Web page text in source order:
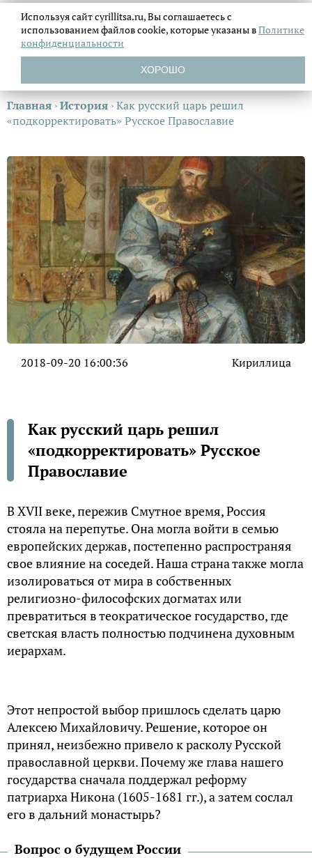
Главная ›История ›Как русский царь решил
«подкорректировать» Русское Православие
2018-09-20 16:00:36 Кириллица
Как русский царь решил
«подкорректировать» Русское
Православие
В XVII веке, пережив Смутное время, Россия
стояла на перепутье. Она могла войти в семью
европейских держав, постепенно распространяя
свое влияние на соседей. Наша страна также могла
изолироваться от мира в собственных
религиозно-философских догматах или
превратиться в теократическое государство, где
светская власть полностью подчинена духовным
иерархам.
Этот непростой выбор пришлось сделать царю
Алексею Михайловичу. Решение, которое он
принял, неизбежно привело к расколу Русской
православной церкви. Почему же глава нашего
государства сначала поддержал реформу
патриарха Никона (1605-1681 гг.), а затем сослал
его в дальний монастырь?
Вопрос о будущем России
Используя сайт cyrillitsa.ru, Вы соглашаетесь с
использованием файловcookie, которые указаны вПолитике
конфиденциальности
ХОРОШО